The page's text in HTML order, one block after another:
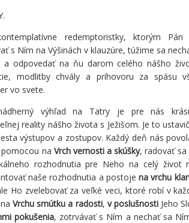
redemptoristky, ktorým Pán
s Ním na Výšinách v klauzúre, túžime sa
a odpovedať na ňu darom celého nášho
modlitby chvály a príhovoru za spásu
vo svete.
výhľad na Tatry je pre nás
reality nášho života s Ježišom. Je to
výstupov a zostupov. Každý deň nás
pomocou na Vrch vernosti a skúšky, radovať
rozhodnutia pre Neho na celý život
naše rozhodnutia a postoje na vrchu
Ho zvelebovať za veľké veci, ktoré robí v
naVrchu smútku a radosti, v poslušnostiJeho
pokušenia, zotrvávať s Ním a nechať sa